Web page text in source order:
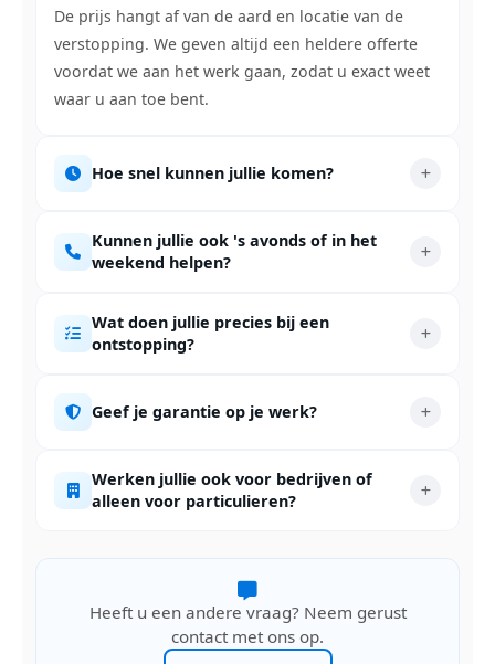
De prijs hangt af van de aard en locatie van de
verstopping. We geven altijd een heldere offerte
voordat we aan het werk gaan, zodat u exact weet
waar u aan toe bent.
Hoe snel kunnen jullie komen?
Kunnen jullie ook 's avonds of in het
weekend helpen?
Wat doen jullie precies bij een
ontstopping?
Geef je garantie op je werk?
Werken jullie ook voor bedrijven of
alleen voor particulieren?
Heeft u een andere vraag? Neem gerust
contact met ons op.